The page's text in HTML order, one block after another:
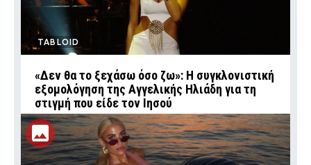
TABLOID
«Δεν θα το ξεχάσω όσο ζω»: Η συγκλονιστική
εξομολόγηση της Αγγελικής Ηλιάδη για τη
στιγμή που είδε τον Ιησού